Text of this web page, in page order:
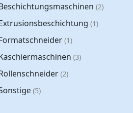
(2)
(1)
(1)
(3)
(2)
(5)